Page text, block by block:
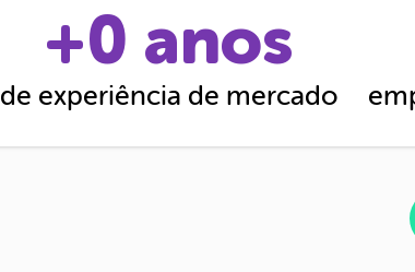
+0 anos
de experiência de mercado